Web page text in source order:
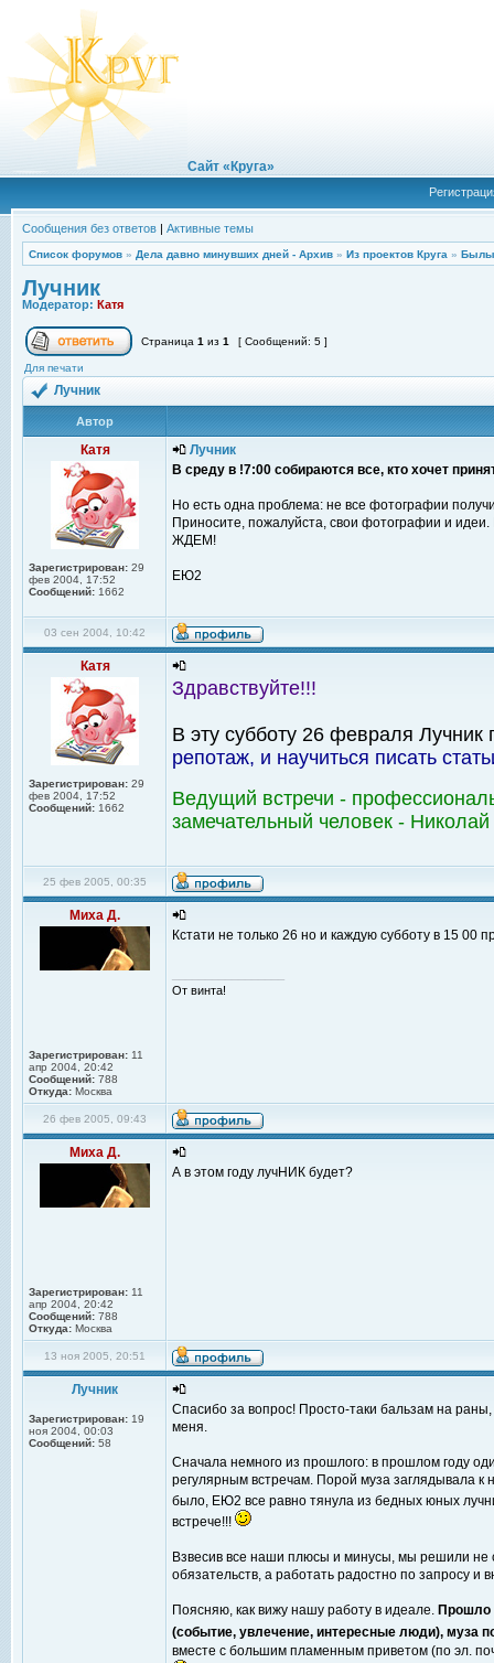
Сайт «Круга»
Сообщения без ответов | Активные темы
Список форумов » Дела давно минувших дней - Архив » Из проектов Круга »
Лучник
Модератор: Катя
Страница 1 из 1 [ Сообщений: 5 ]
Для печати
Лучник
Автор
Катя
Зарегистрирован: 29
фев 2004, 17:52
Сообщений: 1662
Лучник
В среду в !7:00 собираются все, кто хочет
Но есть одна проблема: не все фотографии
Приносите, пожалуйста, свои фотографии и идеи.
ЖДЕМ!
ЕЮ2
03 сен 2004, 10:42
Катя
Зарегистрирован: 29
фев 2004, 17:52
Сообщений: 1662
Здравствуйте!!!
В эту субботу 26 февраля Лучник
репотаж, и научиться писать
Ведущий встречи -
замечательный человек -
25 фев 2005, 00:35
Миха Д.
Зарегистрирован: 11
апр 2004, 20:42
Сообщений: 788
Откуда: Москва
Кстати не только 26 но и каждую субботу в 15 00
От винта!
26 фев 2005, 09:43
Миха Д.
Зарегистрирован: 11
апр 2004, 20:42
Сообщений: 788
Откуда: Москва
А в этом году лучНИК будет?
13 ноя 2005, 20:51
Лучник
Зарегистрирован: 19
ноя 2004, 00:03
Сообщений: 58
Спасибо за вопрос! Просто-таки бальзам на раны,
меня.
Сначала немного из прошлого: в прошлом году
регулярным встречам. Порой муза заглядывала
было, ЕЮ2 все равно тянула из бедных юных
встрече!!!
Взвесив все наши плюсы и минусы, мы решили не
обязательств, а работать радостно по запросу
Поясняю, как вижу нашу работу в идеале. Прошло
(событие, увлечение, интересные люди), муза
вместе с большим пламенным приветом (по эл.